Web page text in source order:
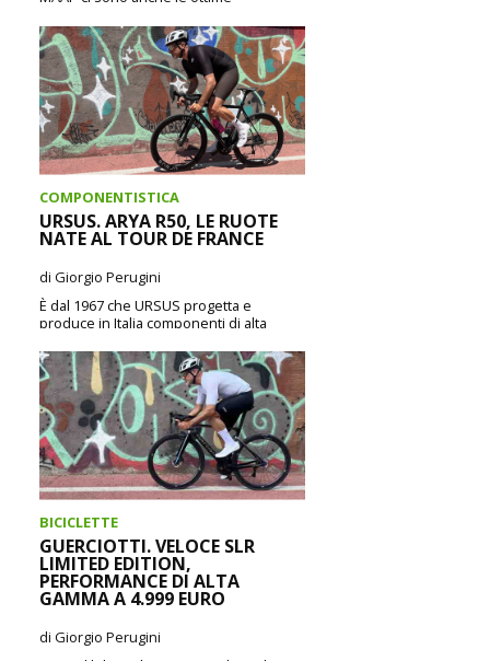
altre aziende...
CONTINUA A LEGGERE
COMPONENTISTICA
URSUS. ARYA R50, LE RUOTE
NATE AL TOUR DE FRANCE
di Giorgio Perugini
È dal 1967 che URSUS progetta e
produce in Italia componenti di alta
possiamo...
CONTINUA A LEGGERE
BICICLETTE
GUERCIOTTI. VELOCE SLR
LIMITED EDITION,
PERFORMANCE DI ALTA
GAMMA A 4.999 EURO
di Giorgio Perugini